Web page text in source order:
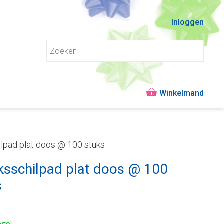
Inloggen
plat doos @ 100 stuks
plat doos @ 100